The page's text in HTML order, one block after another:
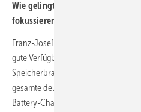
Wie gelingt es Ihnen, sich so stark
fokussieren, während andere alles
Franz-Josef Feilmeier:
gute Verfügbarkeit von neuen E-
Speicherbranche auch fühlen
gesamte deutsche
Battery-Charts lediglich 2